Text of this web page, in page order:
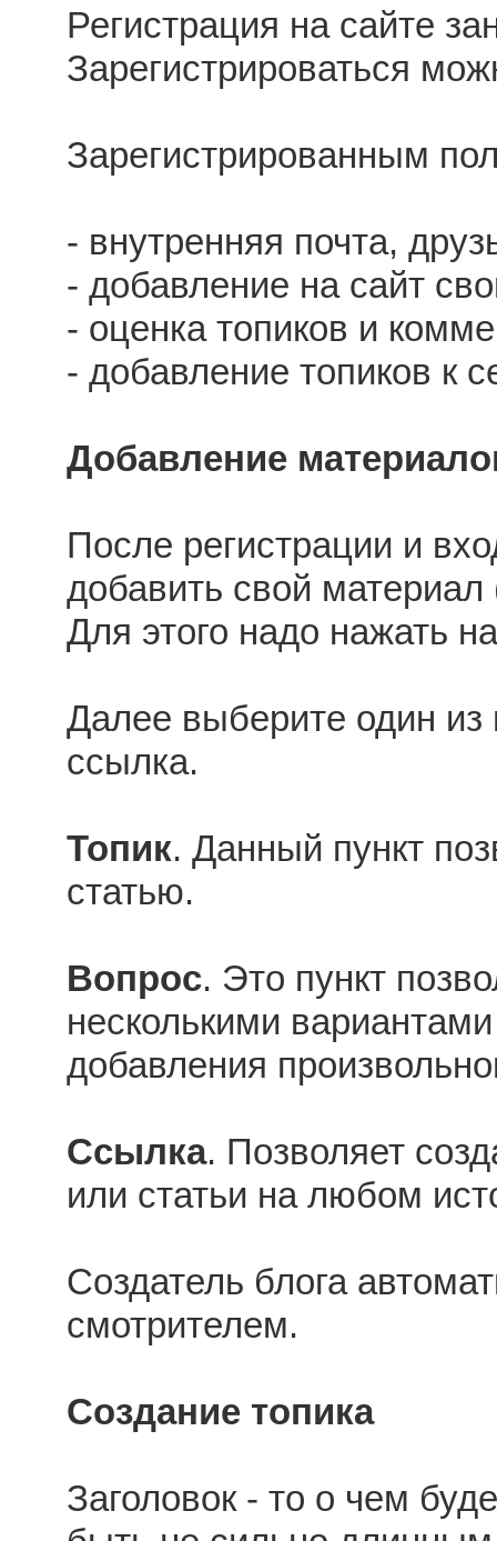
Регистрация на сайте
Зарегистрироваться
Зарегистрированным
- внутренняя почта,
- добавление на сайт
- оценка топиков и
- добавление топиков к
Добавление
После регистрации и
добавить свой материал
Для этого надо нажать
Далее выберите один из
ссылка.
Топик. Данный пункт
статью.
Вопрос. Это пункт
несколькими
добавления
Ссылка. Позволяет
или статьи на любом
Создатель блога
смотрителем.
Создание топика
Заголовок - то о чем